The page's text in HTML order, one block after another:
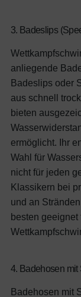
3. Badeslips
anliegende
Badeslips oder
aus schnell
bieten
ermöglicht. Ihr
Wahl für
nicht für jeden
Klassikern bei
und an
besten geeignet
4. Badehosen mit
Badehosen mit